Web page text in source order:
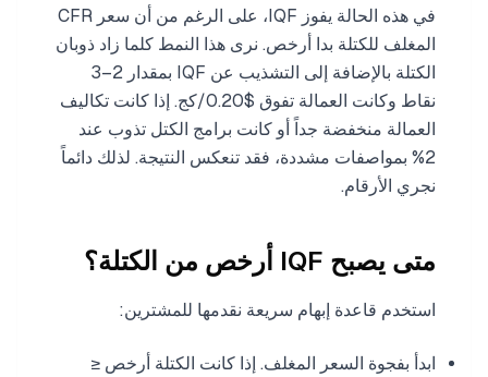
في هذه الحالة يفوز IQF، على الرغم من أن سعر CFR
المغلف للكتلة بدا أرخص. نرى هذا النمط كلما زاد ذوبان
الكتلة بالإضافة إلى التشذيب عن IQF بمقدار 2–3
نقاط وكانت العمالة تفوق $0.20/كج. إذا كانت تكاليف
العمالة منخفضة جداً أو كانت برامج الكتل تذوب عند
2% بمواصفات مشددة، فقد تنعكس النتيجة. لذلك دائماً
نجري الأرقام.
متى يصبح IQF أرخص من الكتلة؟
استخدم قاعدة إبهام سريعة نقدمها للمشترين:
ابدأ بفجوة السعر المغلف. إذا كانت الكتلة أرخص ≤